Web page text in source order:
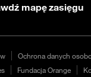
mapę zasięgu
Ochrona danych
Fundacja Orange